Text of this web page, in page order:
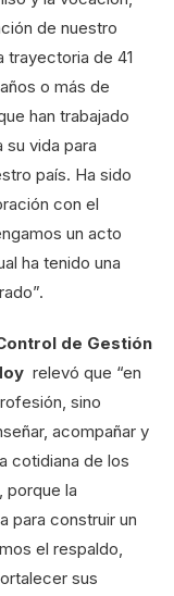
de nuestro
trayectoria de 41
o más de
han trabajado
vida para
país. Ha sido
con el
un acto
ha tenido una
de Gestión
relevó que “en
sino
acompañar y
cotidiana de los
porque la
para construir un
el respaldo,
sus